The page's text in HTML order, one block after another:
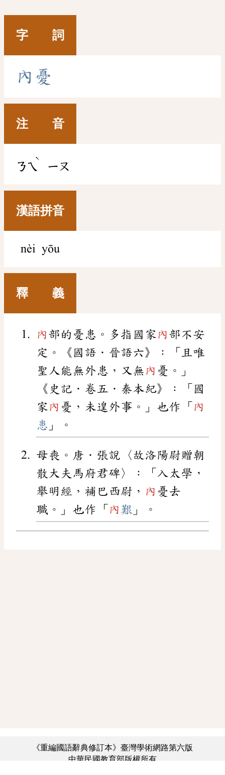
字 詞
內 憂
注 音
ㄋㄟ
ˋ
ㄧㄡ
漢語拼音
nèi yōu
釋 義
內 部的憂患。多指國家內 部不安
定。《國語．晉語六》：「且唯
聖人能無外患，又無 內 憂。」
《史記．卷五．秦本紀》：「國
家內 憂，未遑外事。」也作「 內
患 」。
母喪。唐．張說〈故洛陽尉贈朝
散大夫馬府君碑〉：「入太學，
舉明經，補巴西尉， 內 憂去
職。」也作「 內 艱 」。
《重編國語辭典修訂本》臺灣學術網路第六版
中華民國教育部版權所有